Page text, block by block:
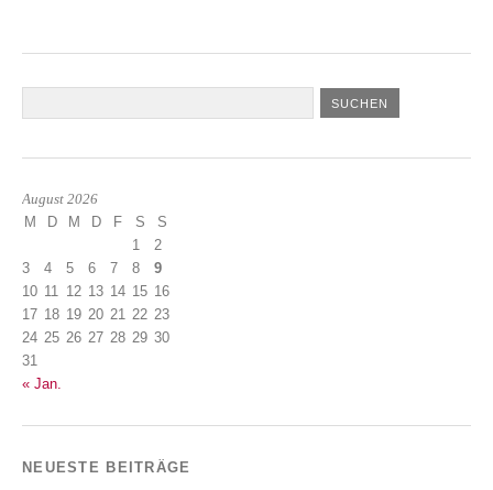
August 2026
M D M D F S
S
1
2
3
4 5 6 7 8
9
10 11 12 13 14 15 16
17 18 19 20 21 22 23
24 25 26 27 28 29 30
31
« Jan.
NEUESTE BEITRÄGE